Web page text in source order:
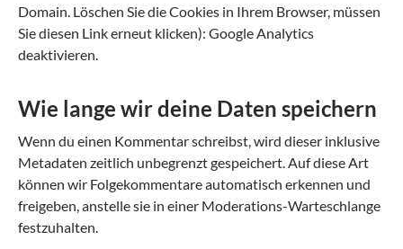
Domain. Löschen Sie die Cookies in Ihrem Browser, müssen
Sie diesen Link erneut klicken): Google Analytics
deaktivieren.
Wie lange wir deine Daten speichern
Wenn du einen Kommentar schreibst, wird dieser inklusive
Metadaten zeitlich unbegrenzt gespeichert. Auf diese Art
können wir Folgekommentare automatisch erkennen und
freigeben, anstelle sie in einer Moderations-Warteschlange
festzuhalten.